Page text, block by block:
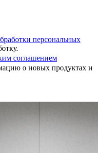
персональных
соглашением
о новых продуктах и